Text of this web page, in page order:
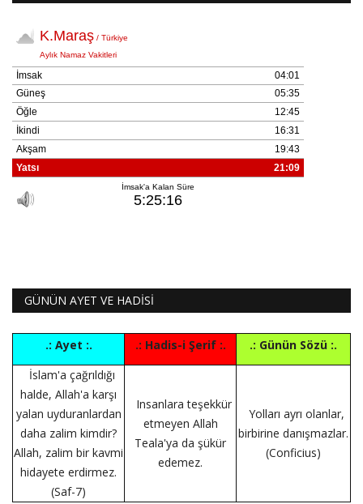
GÜNÜN AYET VE HADİSİ
.: Ayet :. .: Hadis-i Şerif :.
.: Günün Sözü :.
İslam'a çağrıldığı
halde, Allah'a karşı
yalan uyduranlardan
daha zalim kimdir?
Allah, zalim bir kavmi
hidayete erdirmez.
(Saf-7)
Insanlara teşekkür
etmeyen Allah
Teala'ya da şükür
edemez.
Yolları ayrı olanlar,
birbirine danışmazlar.
(Conficius)